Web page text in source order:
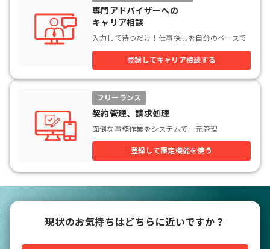
専門アドバイザーへの
キャリア相談
入力して待つだけ！仕事探しを自分のペースで
登録してキャリア相談する
フリーランス
契約管理、請求処理
面倒な事務作業をシステムで一元管理
登録して限定機能を使う
現状のお気持ちはどちらに近いですか？